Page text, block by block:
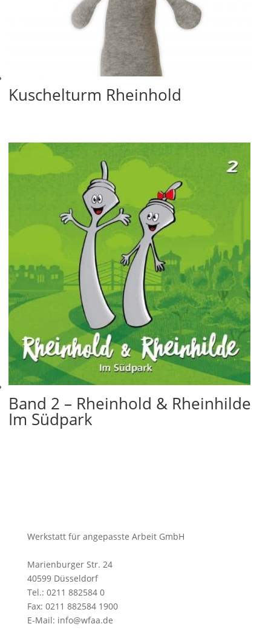
Kuschelturm Rheinhold
Band 2 – Rheinhold & Rheinhilde
Im Südpark
Werkstatt für angepasste Arbeit GmbH
Marienburger Str. 24
40599 Düsseldorf
Tel.: 0211 882584 0
Fax: 0211 882584 1900
E-Mail: info@wfaa.de